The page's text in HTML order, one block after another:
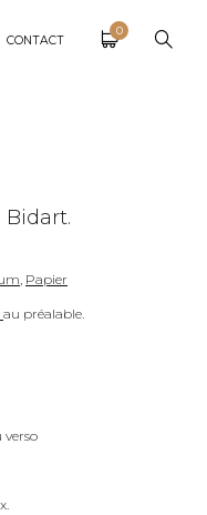
CONTACT
0
, Papier
au préalable.
verso